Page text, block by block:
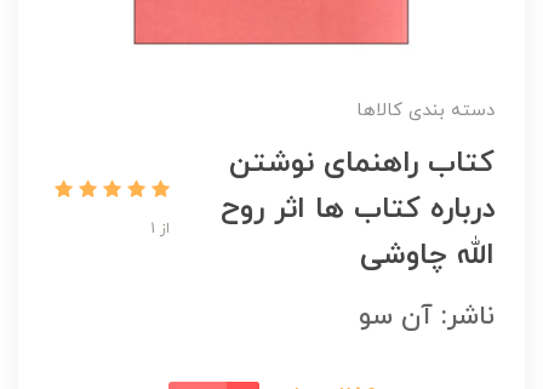
دسته بندی کالاها
کتاب راهنمای نوشتن
درباره کتاب ها اثر روح
الله چاوشی
از 1
ناشر: آن سو